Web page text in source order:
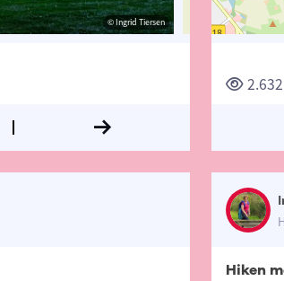
© Ingrid Tiersen ©
© Ingrid Tiersen
2.632
Hiken